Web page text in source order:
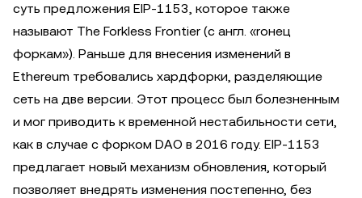
суть предложения EIP-1153, которое также
называют The Forkless Frontier (с англ. «rонец
форкам»). Раньше для внесения изменений в
Ethereum требовались хардфорки, разделяющие
сеть на две версии. Этот процесс был болезненным
и мог приводить к временной нестабильности сети,
как в случае с форком DAO в 2016 году. EIP-1153
предлагает новый механизм обновления, который
позволяет внедрять изменения постепенно, без